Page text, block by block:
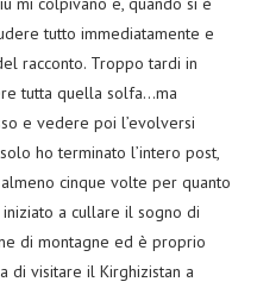
tutto immediatamente e
racconto. Troppo tardi in
tutta quella solfa…ma
e vedere poi l’evolversi
ho terminato l’intero post,
cinque volte per quanto
iniziato a cullare il sogno di
di montagne ed è proprio
di visitare il Kirghizistan a